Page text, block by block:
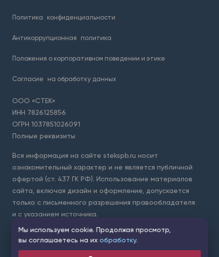
Политика конфиденциальности
Антикоррупционная политика
Положения о корпоративном поведении и этике
Согласие на обработку данных
ООО «СТЕК»
ИНН 7826125856
ОГРН 1037851026091
Полные реквизиты
Вся информация на сайте stekspb.ru носит
ознакомительный характер и не является публичной
офертой (ст. 437 ГК РФ). Использование материалов
сайта, включая дизайн и оформление, допускается
только с письменного разрешения правообладателя
и с указанием источника.
Для защиты форм на сайте используется сервис Yandex
SmartCaptcha. Применяются
условия обработки данных
Мы используем cookie. Продолжая просмотр,
вы соглашаетесь на их обработку.